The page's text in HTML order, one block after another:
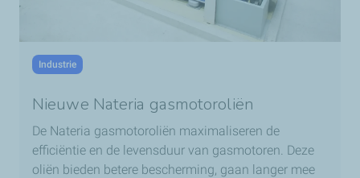
Industrie
Nieuwe Nateria gasmotoroliën
De Nateria gasmotoroliën maximaliseren de
efficiëntie en de levensduur van gasmotoren. Deze
oliën bieden betere bescherming, gaan langer mee